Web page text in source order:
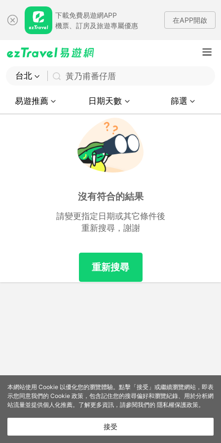
下載免費易遊網APP
機票、訂房及旅遊專屬優惠
在APP開啟
台北 黃乃甫番仔厝
易遊推薦 日期天數 篩選
沒有符合的結果
請變更指定日期或其它條件後
重新搜尋，謝謝
重新搜尋
本網站使用 Cookie 以優化您的瀏覽體驗。點擊「接受」或繼續瀏覽網站，即表
示您同意我們的 Cookie 政策，包含記住您的搜尋偏好和瀏覽紀錄、用於分析網
站流量並提供個人化推薦。了解更多資訊，請參閱我們的 隱私權保護政策。
接受